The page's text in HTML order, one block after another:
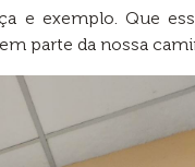
e exemplo. Que
parte da nossa